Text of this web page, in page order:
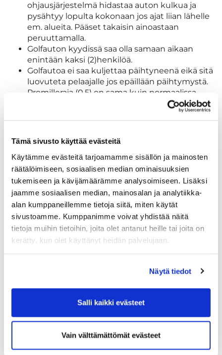
Tämä sivusto käyttää evästeitä
Käytämme evästeitä tarjoamamme sisällön ja mainosten
räätälöimiseen, sosiaalisen median ominaisuuksien
tukemiseen ja kävijämäärämme analysoimiseen. Lisäksi
jaamme sosiaalisen median, mainosalan ja analytiikka-
alan kumppaneillemme tietoja siitä, miten käytät
sivustoamme. Kumppanimme voivat yhdistää näitä
tietoja muihin tietoihin, joita olet antanut heille tai joita on
kerätty, kun olet käyttänyt heidän palvelujaan.
Näytä tiedot
Salli kaikki evästeet
Vain välttämättömät evästeet
ohjausjärjestelmä hidastaa auton kulkua ja
pysähtyy lopulta kokonaan jos ajat liian lähelle
em. alueita. Pääset takaisin ainoastaan
peruuttamalla.
Golfauton kyydissä saa olla samaan aikaan
enintään kaksi (2)henkilöä.
Golfautoa ei saa kuljettaa päihtyneenä eikä sitä
luovuteta pelaajalle jos epäillään päihtymystä.
Promilleraja (0,5) on sama kuin normaalissa
Golfautolla ajamisen ikäraja on 18-vuotta. Alle
huoltajan luvalla.
Palauta golfauto lataukseen siistissä kunnossa
(kerää kaikki tavarat ja roskat) omaan
numeroituun paikkaansa katoksessa ja ilmoita
mahdollisista sattuneista vaurioista
välittömästi kierroksen päätyttyä.
Muista palauttaa myös auton avaimet joko
caddiemasterille tai klubin ollessa kiinni niille
varattuun laatikkoon.
Jos auto palautetaan siivottomassa kunnossa
(esim. roskat ja pullot keräämättä tms.) ja/tai jos
lataukseen, peritään vuokraajalta 50 €
Mikäli autoon otetaan musiikkilaitteita niiden
ääni ei saa häiritä muita pelaajia eikä kuulua
Koiraa ei saa kuljettaa golfautossa. Golfautossa
saa olla vain